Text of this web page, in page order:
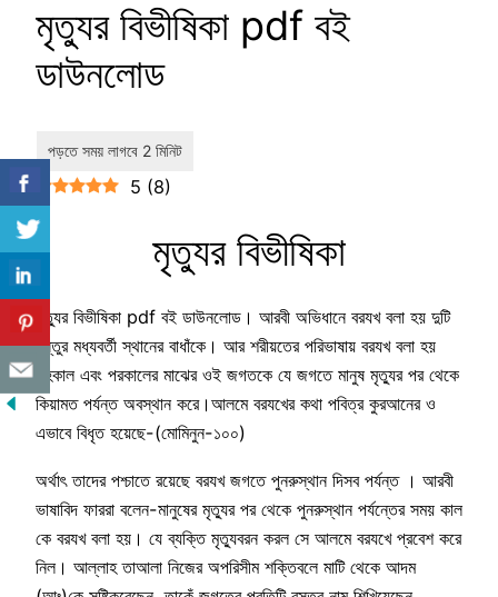
মৃত্যুর বিভীষিকা pdf বই
ডাউনলোড
5 (8)
মৃত্যুর বিভীষিকা
মৃত্যুর বিভীষিকা pdf বই ডাউনলোড। আরবী অভিধানে বরযখ বলা হয় দুটি
বস্তুর মধ্যবর্তী স্থানের বাধাঁকে। আর শরীয়তের পরিভাষায় বরযখ বলা হয়
ইহকাল এবং পরকালের মাঝের ওই জগতকে যে জগতে মানুষ মৃত্যুর পর থেকে
কিয়ামত পর্যন্ত অবস্থান করে।আলমে বরযখের কথা পবিত্র কুরআনের ও
এভাবে বিধৃত হয়েছে-(মোমিনুন-১০০)
অর্থাৎ তাদের পশ্চাতে রয়েছে বরযখ জগতে পুনরুস্থান দিসব পর্যন্ত । আরবী
ভাষাবিদ ফাররা বলেন-মানুষের মৃত্যুর পর থেকে পুনরুস্থান পর্যন্তের সময় কাল
কে বরযখ বলা হয়। যে ব্যক্তি মৃত্যুবরন করল সে আলমে বরযখে প্রবেশ করে
নিল। আল্লাহ তাআলা নিজের অপরিসীম শক্তিবলে মাটি থেকে আদম